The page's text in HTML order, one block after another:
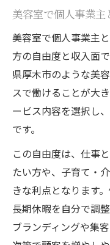
美容室で個人事業主
美容室で個人事業主
方の自由度と収入面
県厚木市のような美
スで働けることが大
ービス内容を選択し
です。
この自由度は、仕事
たい方や、子育て・
きな利点となります
長期休暇を自分で調
ブランディングや集